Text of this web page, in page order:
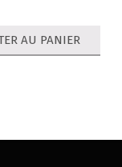
AU PANIER